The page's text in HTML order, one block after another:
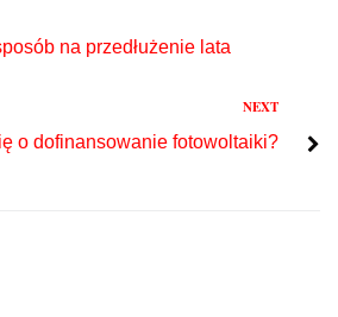
na przedłużenie lata
NEXT
o dofinansowanie fotowoltaiki?